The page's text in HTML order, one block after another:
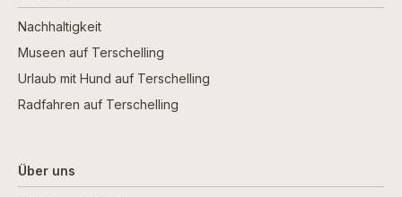
Nachhaltigkeit
Museen auf Terschelling
Urlaub mit Hund auf Terschelling
Radfahren auf Terschelling
Über uns